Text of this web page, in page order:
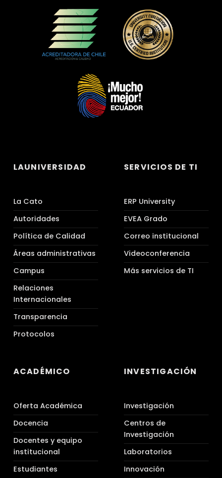
LAUNIVERSIDAD
La Cato
Autoridades
Política de Calidad
Áreas administrativas
Campus
Relaciones
Internacionales
Transparencia
Protocolos
SERVICIOS DE TI
ERP University
EVEA Grado
Correo institucional
Videoconferencia
Más servicios de TI
ACADÉMICO
Oferta Académica
Docencia
Docentes y equipo
institucional
Estudiantes
INVESTIGACIÓN
Investigación
Centros de
Investigación
Laboratorios
Innovación